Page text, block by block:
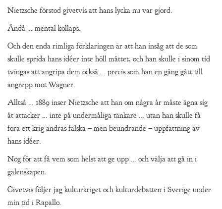
Nietzsche förstod givetvis att hans lycka nu var gjord.
Ändå … mental kollaps.
Och den enda rimliga förklaringen är att han insåg att de som
skulle sprida hans idéer inte höll måttet, och han skulle i sinom tid
tvingas att angripa dem också … precis som han en gång gått till
angrepp mot Wagner.
Alltså … 1889 inser Nietzsche att han om några år måste ägna sig
åt attacker … inte på undermåliga tänkare … utan han skulle få
föra ett krig andras falska – men beundrande – uppfattning av
hans idéer.
Nog för att få vem som helst att ge upp … och välja att gå in i
galenskapen.
Givetvis följer jag kulturkriget och kulturdebatten i Sverige under
min tid i Rapallo.